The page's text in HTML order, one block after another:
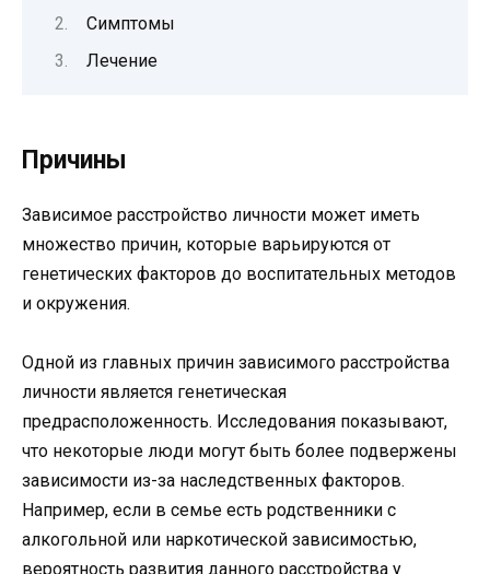
Симптомы
Лечение
Причины
Зависимое расстройство личности может иметь
множество причин, которые варьируются от
генетических факторов до воспитательных методов
и окружения.
Одной из главных причин зависимого расстройства
личности является генетическая
предрасположенность. Исследования показывают,
что некоторые люди могут быть более подвержены
зависимости из-за наследственных факторов.
Например, если в семье есть родственники с
алкогольной или наркотической зависимостью,
вероятность развития данного расстройства у